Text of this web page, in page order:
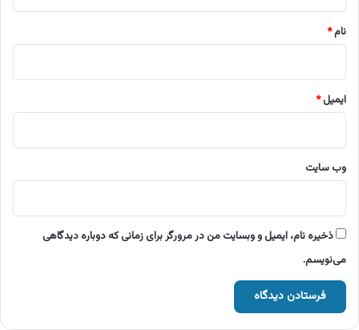
نام*
ایمیل*
وب‌ سایت
ذخیره نام، ایمیل و وبسایت من در مرورگر برای زمانی که دوباره دیدگاهی
می‌نویسم.